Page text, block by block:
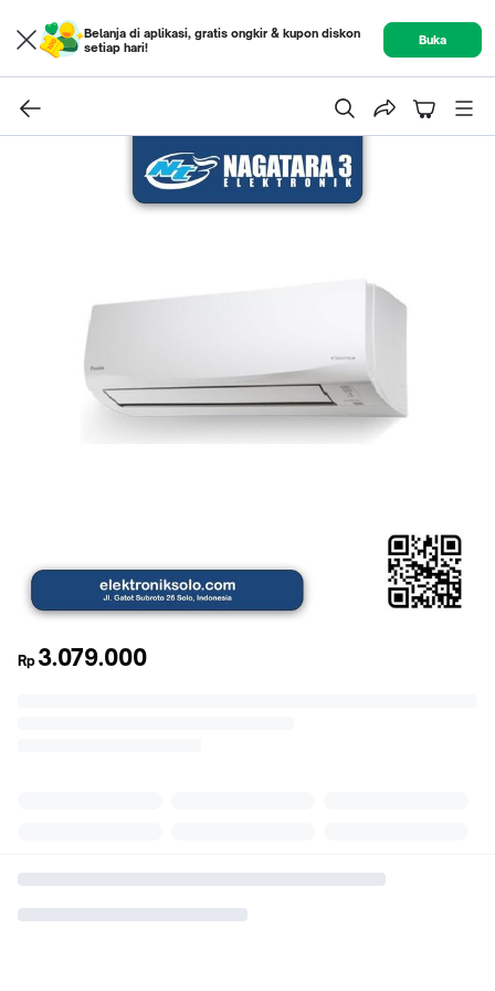
Belanja di aplikasi, gratis ongkir & kupon diskon
setiap hari!
Buka
Rp 3.079.000